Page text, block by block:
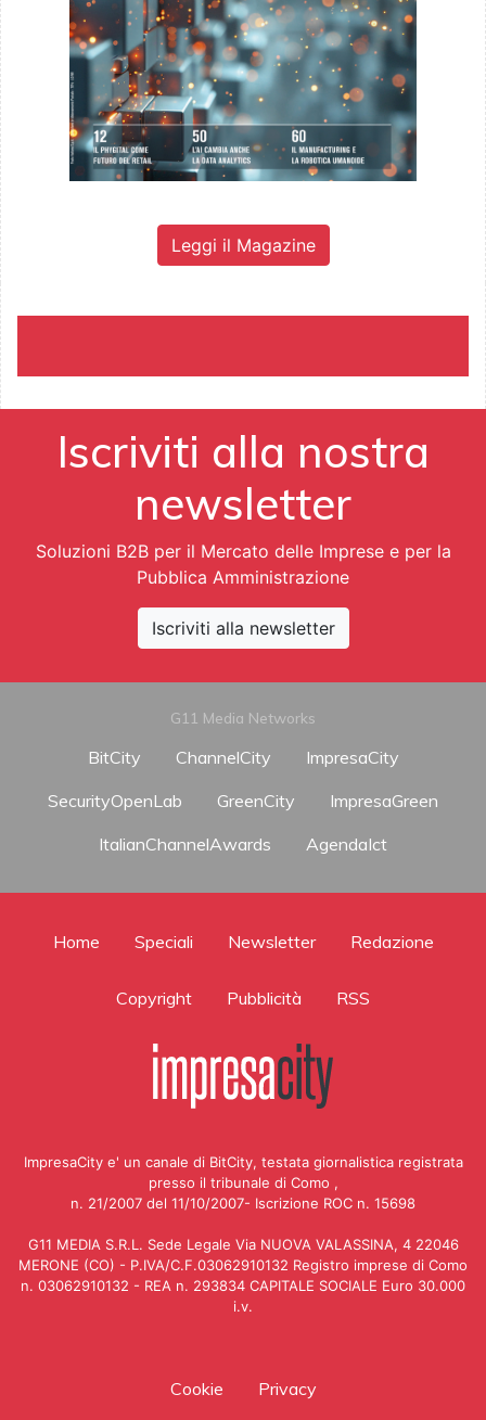
Leggi il Magazine
Iscriviti alla nostra
newsletter
Soluzioni B2B per il Mercato delle Imprese e per la
Pubblica Amministrazione
Iscriviti alla newsletter
G11 Media Networks
BitCity ChannelCity
ImpresaCity
SecurityOpenLab
GreenCity
ImpresaGreen
ItalianChannelAwards
AgendaIct
Home Speciali Newsletter Redazione
Copyright Pubblicità RSS
ImpresaCity e' un canale di BitCity, testata giornalistica registrata
presso il tribunale di Como ,
n. 21/2007 del 11/10/2007- Iscrizione ROC n. 15698
G11 MEDIA S.R.L. Sede Legale Via NUOVA VALASSINA, 4 22046
MERONE (CO) - P.IVA/C.F.03062910132 Registro imprese di Como
n. 03062910132 - REA n. 293834 CAPITALE SOCIALE Euro 30.000
i.v.
Cookie Privacy